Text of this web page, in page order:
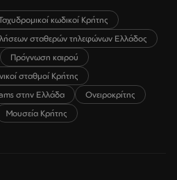
κωδικοί Κρήτης
σταθερών τηλεφώνων Ελλάδος
Πρόγνωση καιρού
σταθμοί Κρήτης
στην Ελλάδα
Ονειροκρίτης
Μουσεία Κρήτης